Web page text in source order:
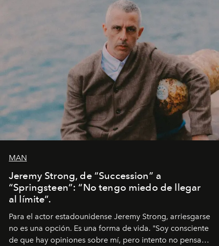
MAN
Jeremy Strong, de “Succession” a
“Springsteen”: “No tengo miedo de llegar
al límite”.
Para el actor estadounidense Jeremy Strong, arriesgarse
no es una opción. Es una forma de vida. "Soy consciente
de que hay opiniones sobre mí, pero intento no pensar